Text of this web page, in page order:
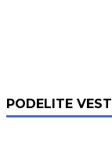
PODELITE VEST